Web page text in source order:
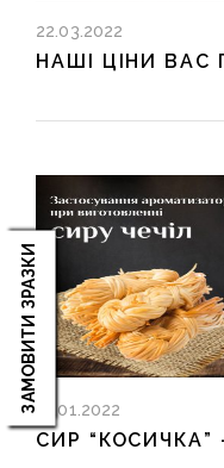
ЗАМОВИТИ ЗРАЗКИ
22.03.2022
НАШІ ЦІНИ
12.01.2022
СИР “КОСИЧКА”